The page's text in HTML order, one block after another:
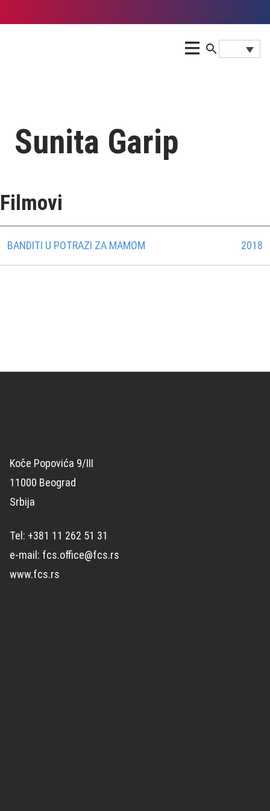
Sunita Garip
Filmovi
BANDITI U POTRAZI ZA MAMOM 2018
Koče Popovića 9/III
11000 Beograd
Srbija
Tel: +381 11 262 51 31
e-mail: fcs.office@fcs.rs
www.fcs.rs